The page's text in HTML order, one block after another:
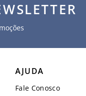
AJUDA
Fale Conosco